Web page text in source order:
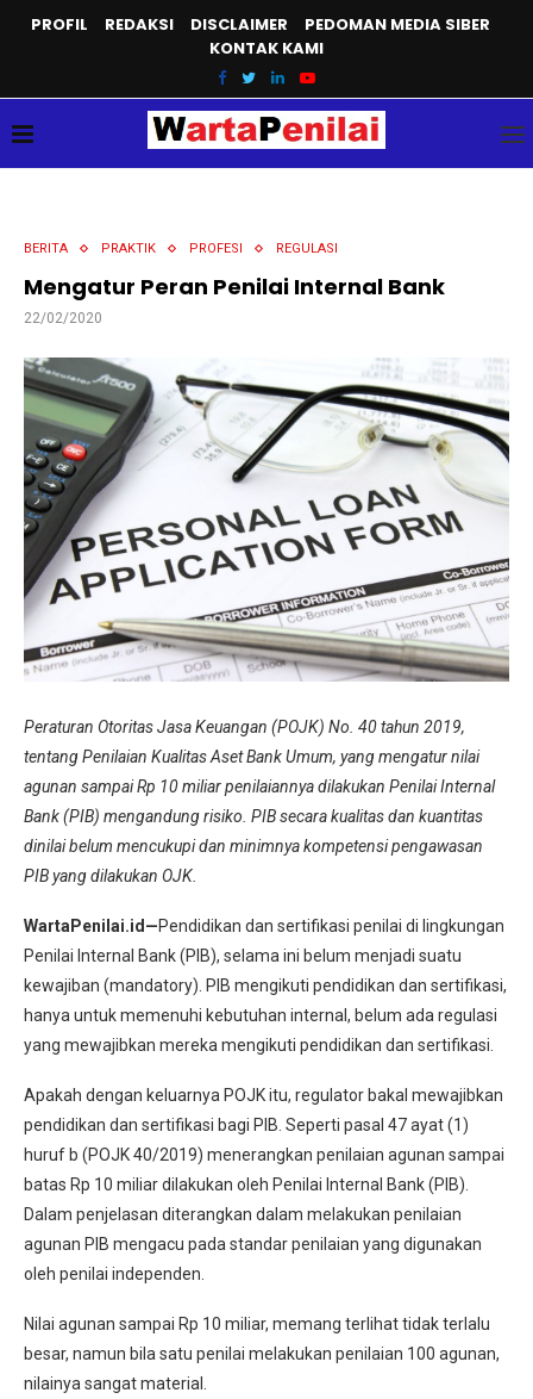
PROFIL REDAKSI DISCLAIMER
PEDOMAN MEDIA SIBER
KONTAK KAMI
BERITA PRAKTIK PROFESI REGULASI
Mengatur Peran Penilai Internal Bank
22/02/2020
Peraturan Otoritas Jasa Keuangan (POJK) No. 40 tahun 2019,
tentang Penilaian Kualitas Aset Bank Umum, yang mengatur nilai
agunan sampai Rp 10 miliar penilaiannya dilakukan Penilai Internal
Bank (PIB) mengandung risiko. PIB secara kualitas dan kuantitas
dinilai belum mencukupi dan minimnya kompetensi pengawasan
PIB yang dilakukan OJK.
WartaPenilai.id—Pendidikan dan sertifikasi penilai di lingkungan
Penilai Internal Bank (PIB), selama ini belum menjadi suatu
kewajiban (mandatory). PIB mengikuti pendidikan dan sertifikasi,
hanya untuk memenuhi kebutuhan internal, belum ada regulasi
yang mewajibkan mereka mengikuti pendidikan dan sertifikasi.
Apakah dengan keluarnya POJK itu, regulator bakal mewajibkan
pendidikan dan sertifikasi bagi PIB. Seperti pasal 47 ayat (1)
huruf b (POJK 40/2019) menerangkan penilaian agunan sampai
batas Rp 10 miliar dilakukan oleh Penilai Internal Bank (PIB).
Dalam penjelasan diterangkan dalam melakukan penilaian
agunan PIB mengacu pada standar penilaian yang digunakan
oleh penilai independen.
Nilai agunan sampai Rp 10 miliar, memang terlihat tidak terlalu
besar, namun bila satu penilai melakukan penilaian 100 agunan,
nilainya sangat material.